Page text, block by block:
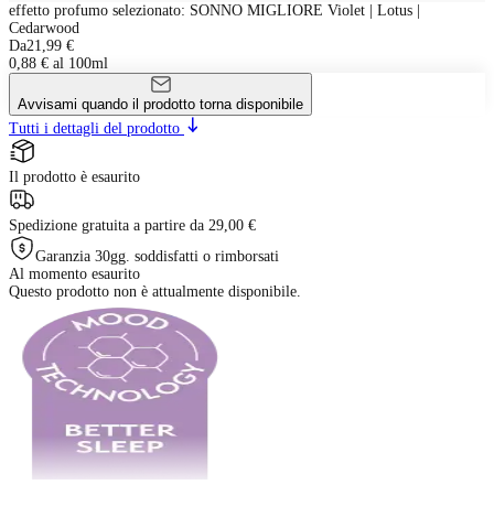
effetto profumo selezionato: SONNO MIGLIORE Violet | Lotus |
Cedarwood
Da21,99 €
0,88 € al 100ml
Avvisami quando il prodotto torna disponibile
Tutti i dettagli del prodotto
Il prodotto è esaurito
Spedizione gratuita a partire da 29,00 €
Garanzia 30gg. soddisfatti o rimborsati
Al momento esaurito
Questo prodotto non è attualmente disponibile.